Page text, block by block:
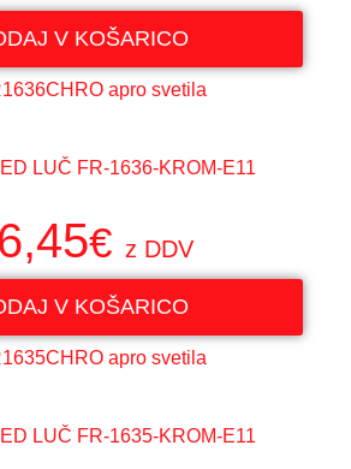
V KOŠARICO
LUČ FR-1636-KROM-E11
€ z DDV
V KOŠARICO
LUČ FR-1635-KROM-E11